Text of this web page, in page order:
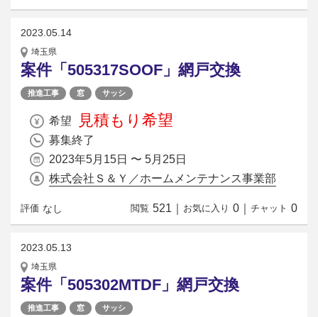
2023.05.14
埼玉県
案件「505317SOOF」網戸交換
推進工事 窓 サッシ
希望 見積もり希望
募集終了
2023年5月15日 〜 5月25日
株式会社Ｓ＆Ｙ／ホームメンテナンス事業部
評価 なし 閲覧 521 お気に入り 0 チャット 0
2023.05.13
埼玉県
案件「505302MTDF」網戸交換
推進工事 窓 サッシ